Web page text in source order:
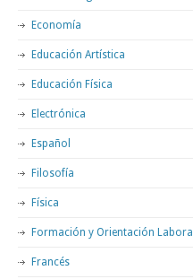
Economía
Educación Artística
Educación Física
Electrónica
Español
Filosofía
Física
Formación y Orientación Laboral
Francés